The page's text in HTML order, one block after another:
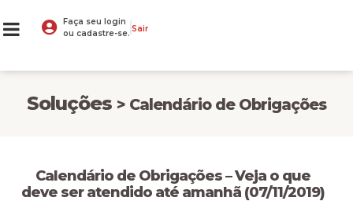
Faça seu login
ou cadastre-se. Sair
Soluções > Calendário de Obrigações
Calendário de Obrigações – Veja o que
deve ser atendido até amanhã (07/11/2019)